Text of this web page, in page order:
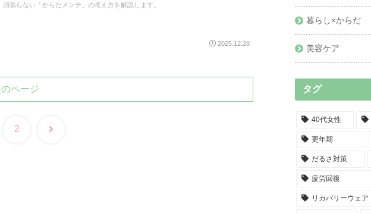
張らない「からだメンテ」の考え方を解説します。
2025.12.28
ページ
2 次
暮らし×からだ
美容ケア
タグ
40代女性
更年期
だるさ対策
疲労回復
リカバリーウェア